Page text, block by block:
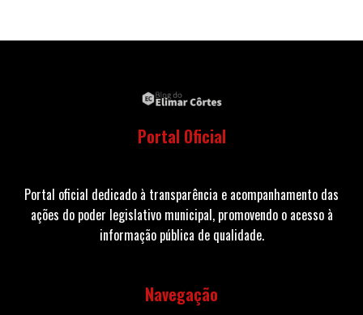
Portal Oficial
Portal oficial dedicado à transparência e acompanhamento das
ações do poder legislativo municipal, promovendo o acesso à
informação pública de qualidade.
Navegação